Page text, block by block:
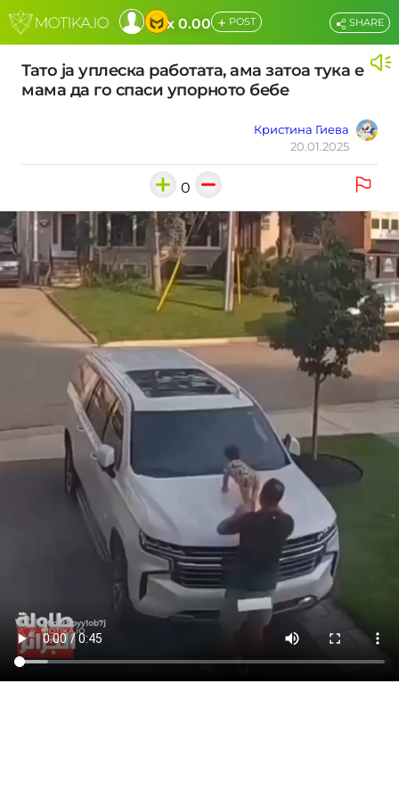
x 0.00 + POST
Тато ја уплеска работата, ама затоа тука е
мама да го спаси упорното бебе
Кристина Гиева
20.01.2025
SHARE
0